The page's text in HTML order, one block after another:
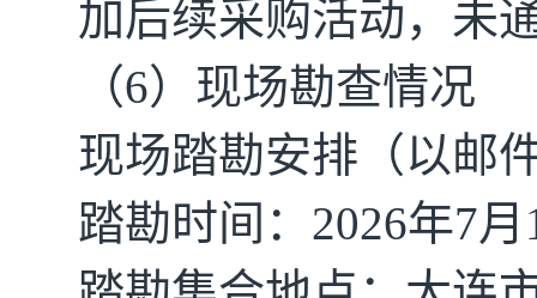
加后续采购活动，未
（6） 现场勘查情况
现场踏勘安排（以邮
踏勘时间： 2026年7月